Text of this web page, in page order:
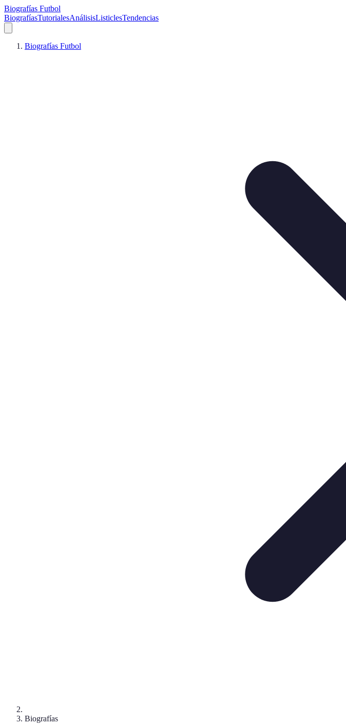
Biografías Futbol
BiografíasTutorialesAnálisisListiclesTendencias
Biografías Futbol
Biografías